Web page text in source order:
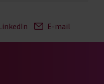
E-mail